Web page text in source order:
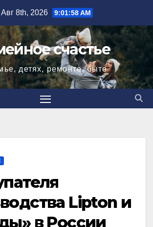
8th, 2026 9:01:59 AM
счастье
детях, ремонте, быте
Lipton и
в России